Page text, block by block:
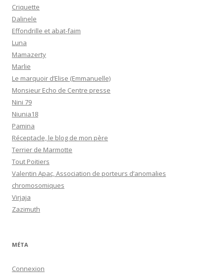
Criquette
Dalinele
Effondrille et abat-faim
Luna
Mamazerty
Marlie
Le marquoir d’Elise (Emmanuelle)
Monsieur Echo de Centre presse
Nini 79
Niunia18
Pamina
Réceptacle, le blog de mon père
Terrier de Marmotte
Tout Poitiers
Valentin Apac, Association de porteurs d’anomalies
chromosomiques
Virjaja
Zazimuth
MÉTA
Connexion